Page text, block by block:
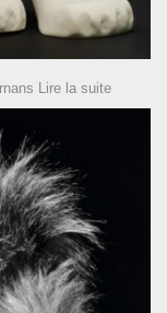
Lire la suite